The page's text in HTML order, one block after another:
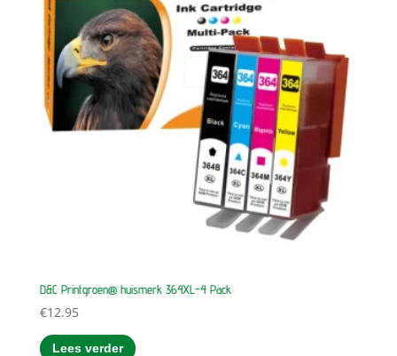
D&C Printgroen® huismerk 364XL-4 Pack
€12.95
Lees verder